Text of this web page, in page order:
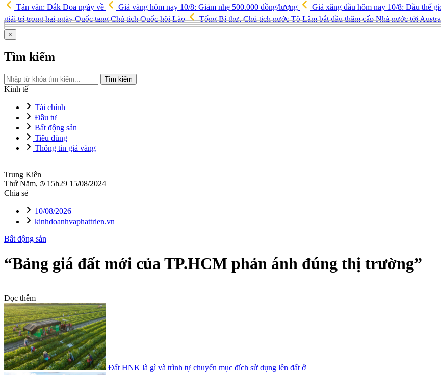
Tản văn: Đắk Đoa ngày về
Giá vàng hôm nay 10/8: Giảm nhẹ 500.000 đồng/lượng Giá xăng dầu hôm nay 10/8: Dầu thế
giải trí trong hai ngày Quốc tang Chủ tịch Quốc hội Lào
Tổng Bí thư, Chủ tịch nước Tô Lâm bắt đầu thăm cấp Nhà nước tới
×
Tìm kiếm
Tìm kiếm
Kinh tế
Tài chính
Đầu tư
Bất động sản
Tiêu dùng
Thông tin giá vàng
Trung Kiên
Thứ Năm,
15h29 15/08/2024
Chia sẻ
10/08/2026
kinhdoanhvaphattrien.vn
Bất động sản
“Bảng giá đất mới của TP.HCM phản ánh đúng thị trường”
Đọc thêm
Đất HNK là gì và trình tự chuyển mục đích sử dụng lên đất ở